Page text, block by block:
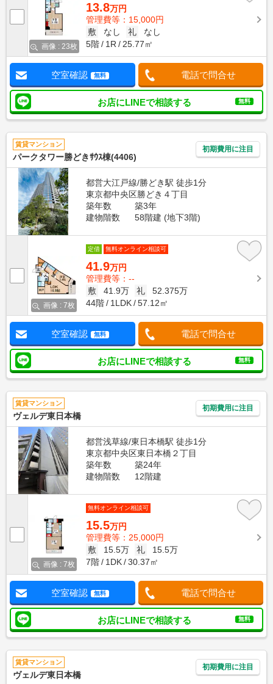
画像 : 23枚
13.8万円
管理費等：15,000円
敷
なし 礼
なし
5階
1R 25.77㎡
空室確認 無料 電話で問合せ
お店にLINEで相談する 無料
賃貸マンション
パークタワー勝どきｻｳｽ棟(4406)
初期費用に注目
都営大江戸線/勝どき駅 徒歩1分
東京都中央区勝どき４丁目
築年数
築3年
建物階数
58階建 (地下3階)
画像 : 7枚
定借 無料オンライン相談可
41.9万円
管理費等：--
敷
41.9万 礼
52.375万
44階
1LDK 57.12㎡
空室確認 無料 電話で問合せ
お店にLINEで相談する 無料
賃貸マンション
ヴェルデ東日本橋
初期費用に注目
都営浅草線/東日本橋駅 徒歩1分
東京都中央区東日本橋２丁目
築年数
築24年
建物階数
12階建
画像 : 7枚
無料オンライン相談可
15.5万円
管理費等：25,000円
敷
15.5万 礼
15.5万
7階
1DK 30.37㎡
空室確認 無料 電話で問合せ
お店にLINEで相談する 無料
賃貸マンション
ヴェルデ東日本橋
初期費用に注目